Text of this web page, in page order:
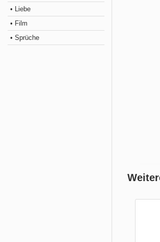
• Liebe
• Film
• Sprüche